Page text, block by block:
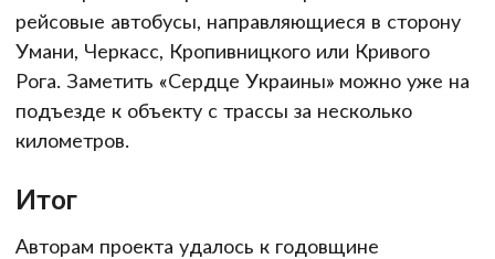
рейсовые автобусы, направляющиеся в сторону
Умани, Черкасс, Кропивницкого или Кривого
Рога. Заметить «Сердце Украины» можно уже на
подъезде к объекту с трассы за несколько
километров.
Итог
Авторам проекта удалось к годовщине